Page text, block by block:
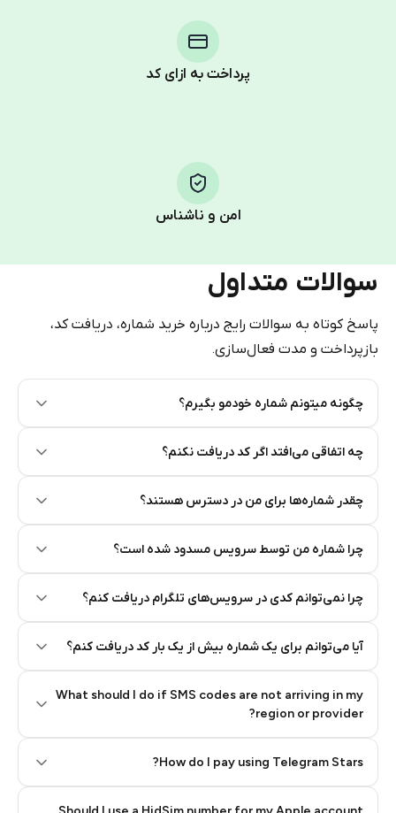
پرداخت به ازای کد
امن و ناشناس
سوالات متداول
پاسخ کوتاه به سوالات رایج درباره خرید شماره، دریافت کد،
بازپرداخت و مدت فعال‌سازی.
چگونه میتونم شماره خودمو بگیرم؟
چه اتفاقی می‌افتد اگر کد دریافت نکنم؟
چقدر شماره‌ها برای من در دسترس هستند؟
چرا شماره من توسط سرویس مسدود شده است؟
چرا نمی‌توانم کدی در سرویس‌های تلگرام دریافت کنم؟
آیا می‌توانم برای یک شماره بیش از یک بار کد دریافت کنم؟
What should I do if SMS codes are not arriving in my
region or provider?
How do I pay using Telegram Stars?
Telegram using your card (or Google Pay, Apple Pay, or
other supported methods).
You use those Stars to pay our bot and complete the
Pay with Telegram Stars
Step 2: Buy Stars in Telegram